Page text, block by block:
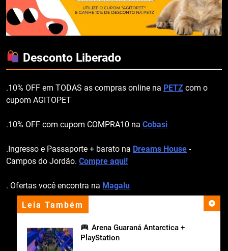
Leia Também
Arena Guaraná Antarctica +
PlayStation
Desconto Liberado
.10% OFF em TODAS as compras online na PETZ com o
cupom AGITOPET
.10% OFF com cupom COMPRA10 na Cobasi
.Ingresso e Passaporte + barato na Dreams House -
Campos do Jordão. Compre aqui!
. Ofertas você encontra na Magalu
apoio institucional